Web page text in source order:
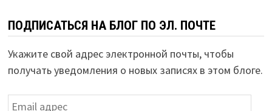
ПОДПИСАТЬСЯ НА БЛОГ ПО ЭЛ. ПОЧТЕ
Укажите свой адрес электронной почты, чтобы
получать уведомления о новых записях в этом блоге.
Email